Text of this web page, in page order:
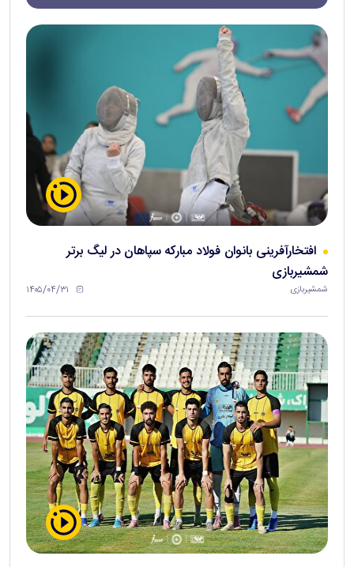
افتخارآفرینی بانوان فولاد مبارکه سپاهان در لیگ برتر
شمشیربازی
شمشیربازی ۱۴۰۵/۰۴/۳۱